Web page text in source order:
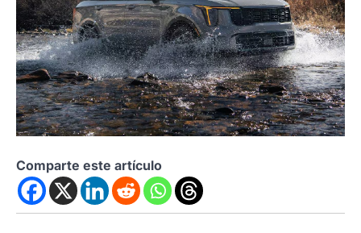
Comparte este artículo